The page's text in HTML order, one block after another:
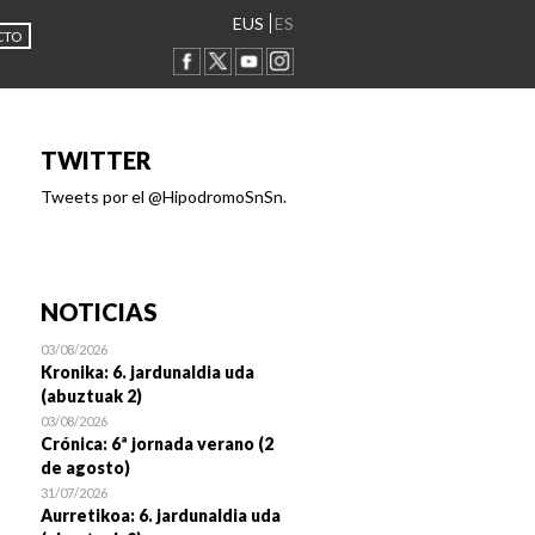
EUS ES
TWITTER
Tweets por el @HipodromoSnSn.
NOTICIAS
03/08/2026
Kronika: 6. jardunaldia uda
(abuztuak 2)
03/08/2026
Crónica: 6ª jornada verano (2
de agosto)
31/07/2026
Aurretikoa: 6. jardunaldia uda